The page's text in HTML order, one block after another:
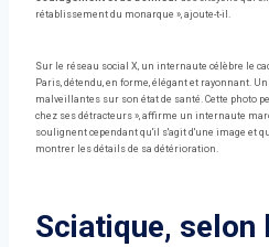
rétablissement du monarque », ajoute-t-il.
Sur le réseau social X, un internaute célèbre le
Paris, détendu, en forme, élégant et rayonnant.
malveillantes sur son état de santé. Cette photo
chez ses détracteurs », affirme un internaute
soulignent cependant qu'il s'agit d'une image et
montrer les détails de sa détérioration.
Sciatique, selon